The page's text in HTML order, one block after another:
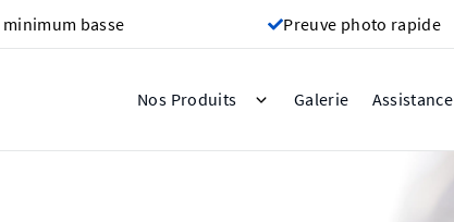
basse Preuve photo rapide
Nos Produits Galerie Assistance